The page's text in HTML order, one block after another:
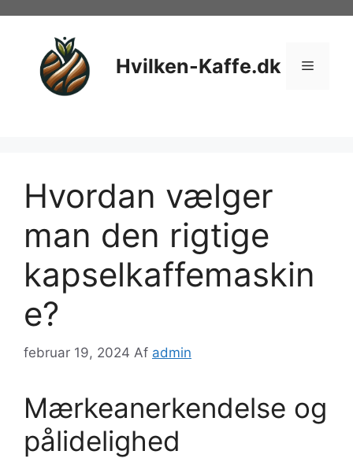
Hvilken-Kaffe.dk Menu
Hvordan vælger
man den rigtige
kapselkaffemaskin
e?
februar 19, 2024 Af admin
Mærkeanerkendelse og
pålidelighed